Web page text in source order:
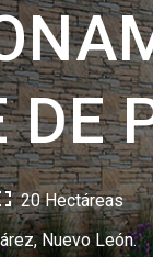
DE
20 Hectáreas
Nuevo León.